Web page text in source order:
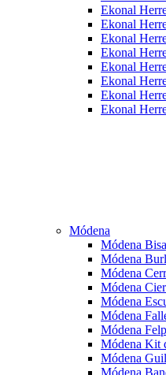
Ekonal
Ekonal
Ekonal
Ekonal
Ekonal
Ekonal
Ekonal
Ekonal
Módena
Módena
Módena
Módena
Módena
Módena
Módena
Módena
Módena Kit
Módena
Módena